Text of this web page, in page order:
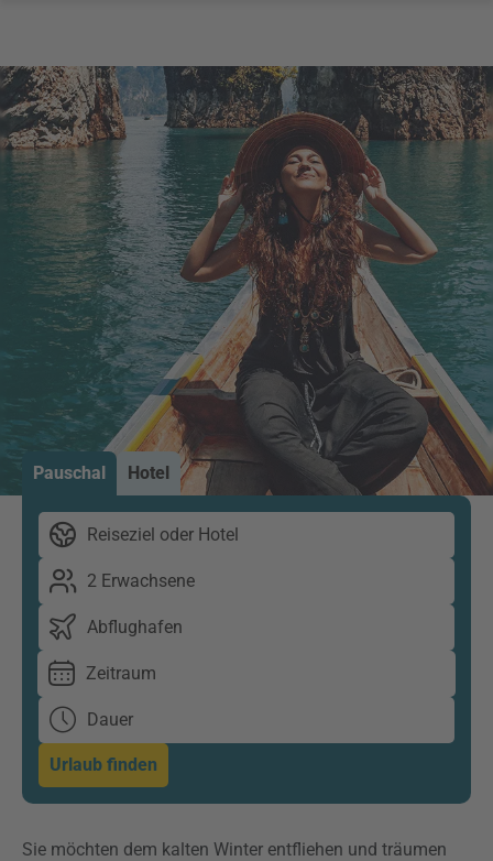
Pauschal Hotel
Reiseziel oder Hotel
2 Erwachsene
Abflughafen
Zeitraum
Dauer
Urlaub finden
Sie möchten dem kalten Winter entfliehen und träumen